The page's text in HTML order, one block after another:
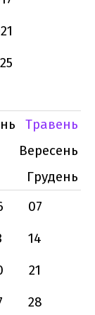
Травень
Вересень
Грудень
07
14
21
28